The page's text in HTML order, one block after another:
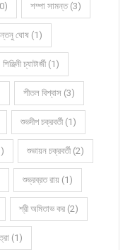
শম্পা সামন্ত (3)
ঘোষ (1)
শিঞ্জিনী চ্যাটার্জী (1)
শীতল বিশ্বাস (3)
শুভদীপ চক্রবর্তী (1)
শুভায়ন চক্রবর্তী (2)
শুভ্রব্রত রায় (1)
শ্রী অমিতাভ কর (2)
(1)